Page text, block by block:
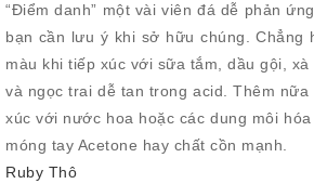
“Điểm danh” một vài viên đá dễ phản
bạn cần lưu ý khi sở hữu chúng. Chẳng
màu khi tiếp xúc với sữa tắm, dầu gội,
và ngọc trai dễ tan trong acid. Thêm
xúc với nước hoa hoặc các dung môi
móng tay Acetone hay chất cồn mạnh.
Ruby Thô